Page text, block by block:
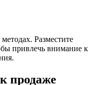
Разместите
привлечь внимание к
продаже